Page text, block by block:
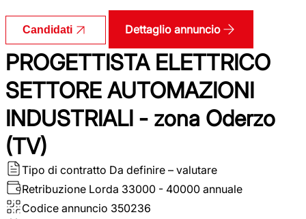
Candidati Dettaglio annuncio
PROGETTISTA ELETTRICO
SETTORE AUTOMAZIONI
INDUSTRIALI - zona Oderzo
(TV)
Tipo di contratto Da definire – valutare
Retribuzione Lorda 33000 - 40000 annuale
Codice annuncio 350236